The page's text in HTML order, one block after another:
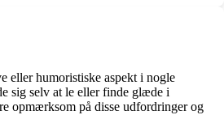
eller humoristiske aspekt i nogle
sig selv at le eller finde glæde i
opmærksom på disse udfordringer og